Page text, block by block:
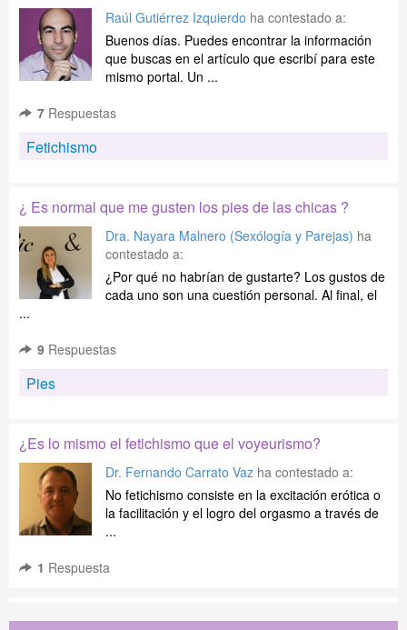
Raúl Gutiérrez Izquierdo ha contestado a:
Buenos días. Puedes encontrar la información
que buscas en el artículo que escribí para este
mismo portal. Un ...
7 Respuestas
Fetichismo
¿ Es normal que me gusten los pies de las chicas ?
Dra. Nayara Malnero (Sexólogía y Parejas) ha
contestado a:
¿Por qué no habrían de gustarte? Los gustos de
cada uno son una cuestión personal. Al final, el
...
9 Respuestas
Pies
¿Es lo mismo el fetichismo que el voyeurismo?
Dr. Fernando Carrato Vaz ha contestado a:
No fetichismo consiste en la excitación erótica o
la facilitación y el logro del orgasmo a través de
...
1 Respuesta